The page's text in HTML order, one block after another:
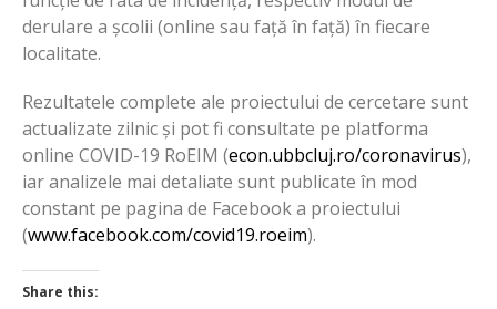
derulare a școlii (online sau față în față) în fiecare
localitate.
Rezultatele complete ale proiectului de cercetare sunt
actualizate zilnic și pot fi consultate pe platforma
online COVID-19 RoEIM (econ.ubbcluj.ro/coronavirus),
iar analizele mai detaliate sunt publicate în mod
constant pe pagina de Facebook a proiectului
(www.facebook.com/covid19.roeim).
Share this: